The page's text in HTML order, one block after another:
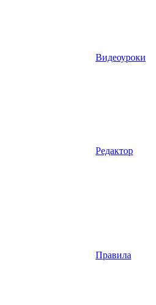
Видеоуроки
Редактор
Правила